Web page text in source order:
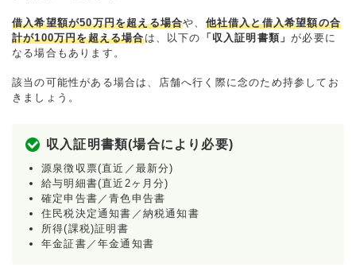
借入希望額が50万円を超える場合や、 他社借入と借入希望額の合
計が100万円を超える場合は、以下の 「収入証明書類」が必要に
なる場合もあります。
該当の可能性がある場合は、店舗へ行く際に念のため持参してお
きましょう。
収入証明書類(場合により必要)
源泉徴収票(直近／最新分)
給与明細書(直近2ヶ月分)
確定申告書／青色申告書
住民税決定通知書／納税通知書
所得(課税)証明書
年金証書／年金通知書